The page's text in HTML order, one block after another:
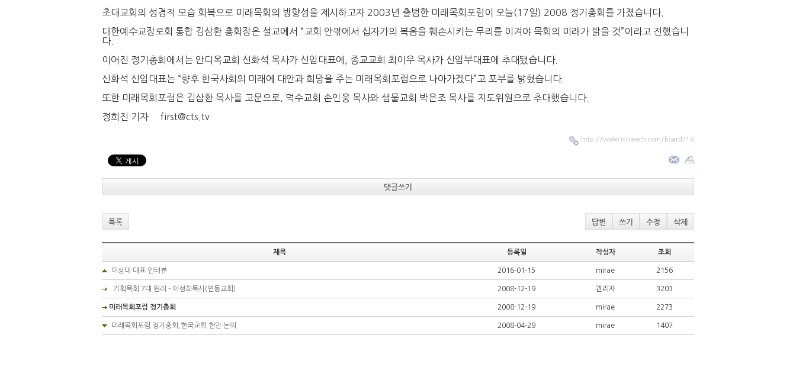
초대교회의 성경적 모습 회복으로 미래목회의 방향성을 제시하고자 2003년 출범한 미래목회포럼이 오늘(17일) 2008 정기총회를 가졌습니다.
대한예수교장로회 통합 김삼환 총회장은 설교에서 “교회 안팎에서 십자가의 복음을 훼손시키는 무리를 이겨야 목회의 미래가 밝을 것”이라고 전했습니
다.
이어진 정기총회에서는 안디옥교회 신화석 목사가 신임대표에, 종교교회 최이우 목사가 신임부대표에 추대됐습니다.
신화석 신임대표는 “향후 한국사회의 미래에 대안과 희망을 주는 미래목회포럼으로 나아가겠다”고 포부를 밝혔습니다.
또한 미래목회포럼은 김삼환 목사를 고문으로, 덕수교회 손인웅 목사와 샘물교회 박은조 목사를 지도위원으로 추대했습니다.
정희진 기자 first@cts.tv
http://www.miraech.com/board/18
댓글쓰기
목록 답변 쓰기 수정 삭제
제목 등록일 작성자 조회
이상대 대표 인터뷰 2016-01-15 mirae 2156
기획목회 7대 원리 - 이성희목사(연동교회) 2008-12-19 관리자 3203
미래목회포럼 정기총회 2008-12-19 mirae 2273
미래목회포럼 정기총회,한국교회 현안 논의 2008-04-29 mirae 1407